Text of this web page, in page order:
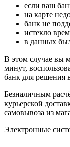
если ваш
на карте
банк не
истекло
в данных
В этом случае вы
минут,
банк для решения
Безналичным
курьерской
самовывоза из
Электронные